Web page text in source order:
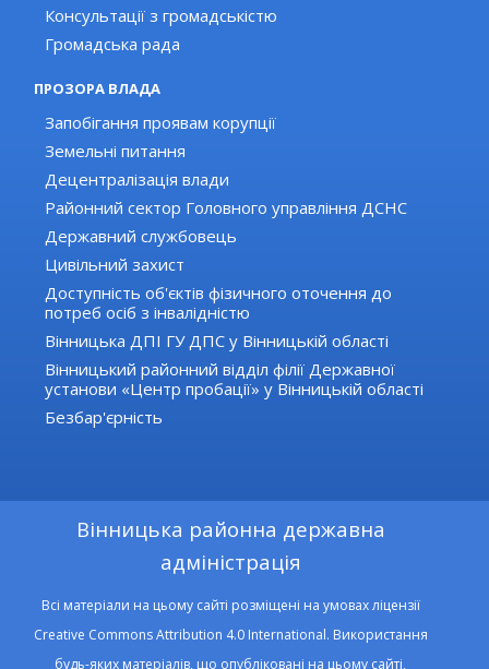
Консультації з громадськістю
Громадська рада
ПРОЗОРА ВЛАДА
Запобігання проявам корупції
Земельні питання
Децентралізація влади
Районний сектор Головного управління ДСНС
Державний службовець
Цивільний захист
Доступність об'єктів фізичного оточення до
потреб осіб з інвалідністю
Вінницька ДПІ ГУ ДПС у Вінницькій області
Вінницький районний відділ філії Державної
установи «Центр пробації» у Вінницькій області
Безбар'єрність
Вінницька районна державна
адміністрація
Всі матеріали на цьому сайті розміщені на умовах ліцензії
Creative Commons Attribution 4.0 International. Використання
будь-яких матеріалів, що опубліковані на цьому сайті,